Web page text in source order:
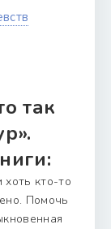
так
кто-то
Помочь